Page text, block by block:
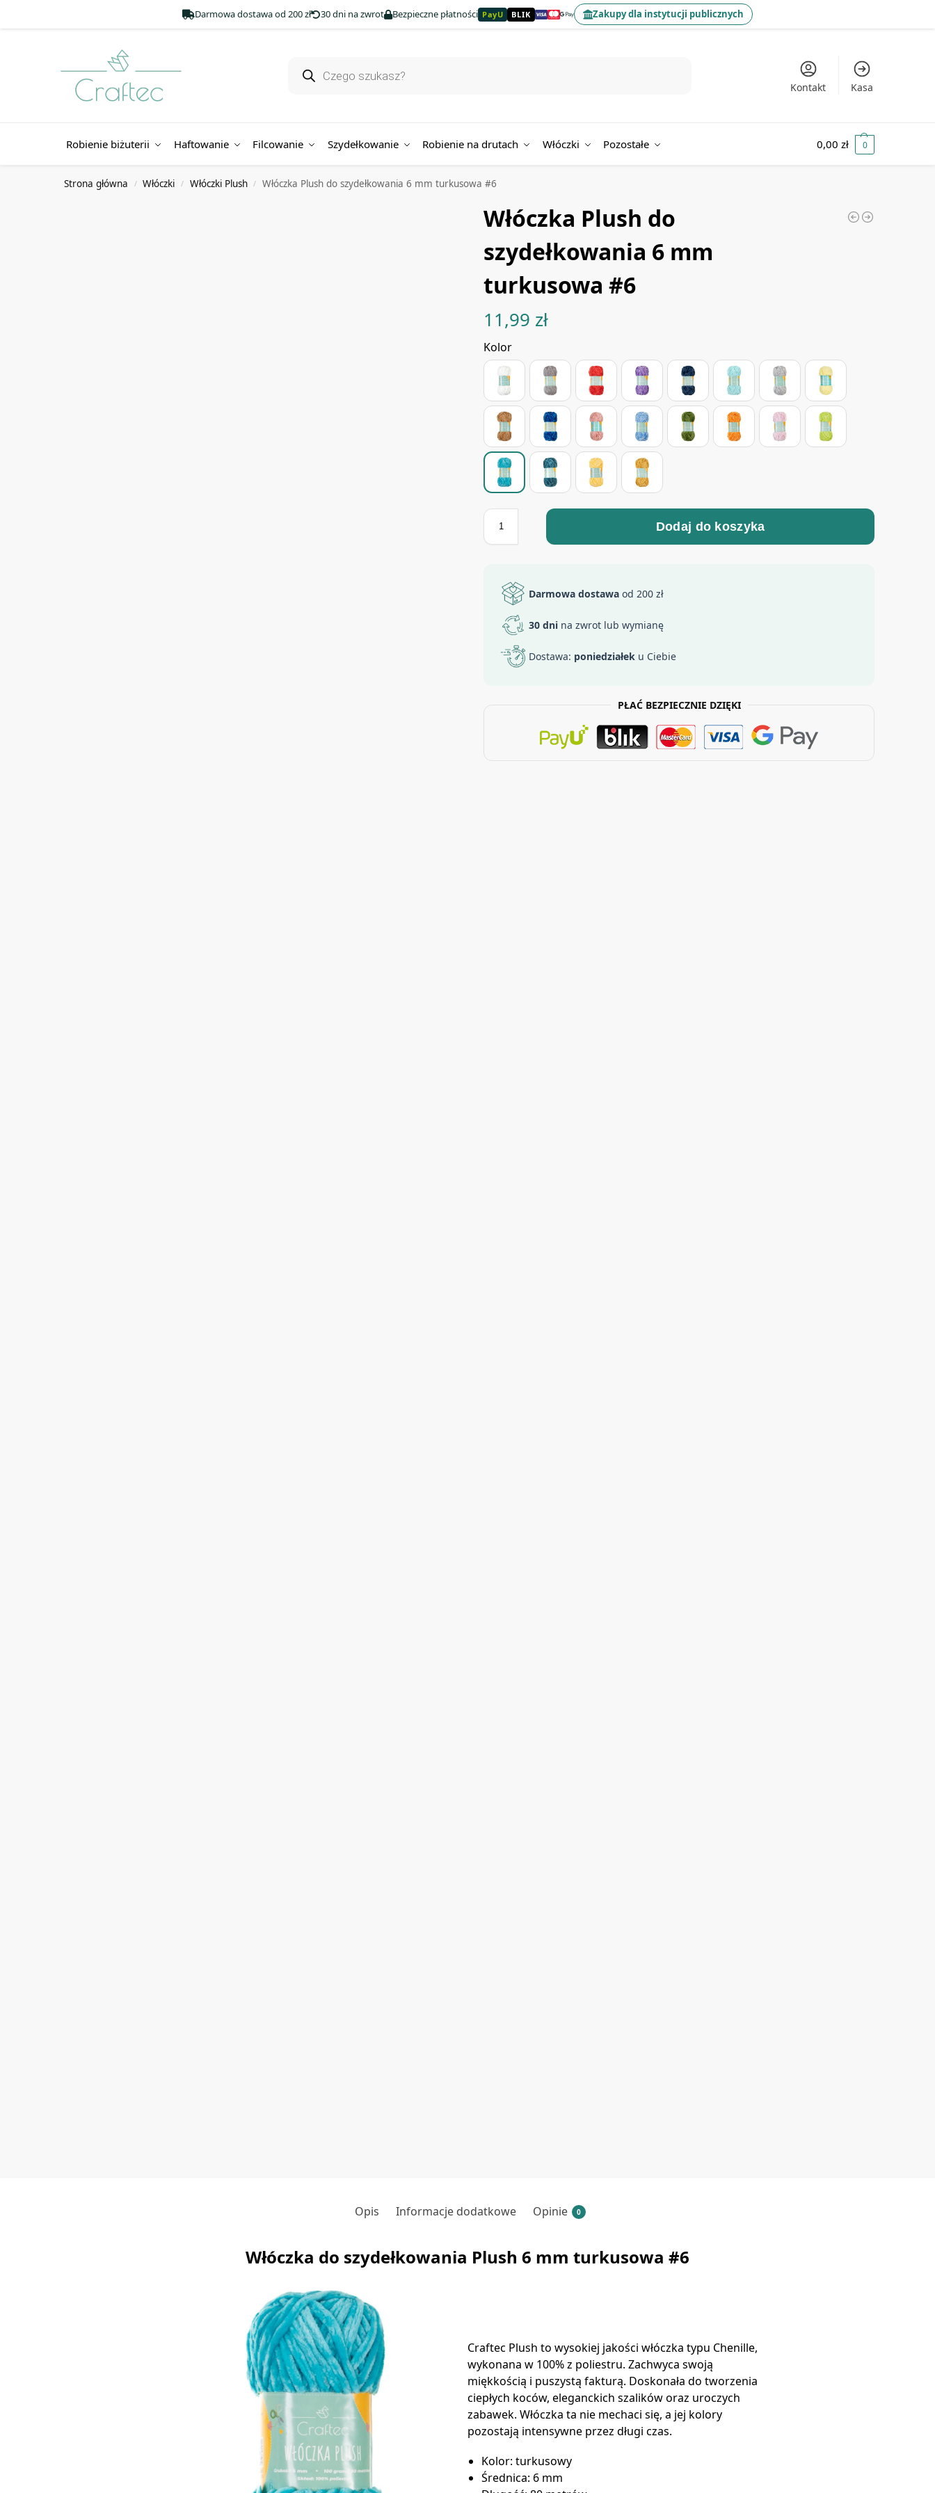
Darmowa dostawa od 200 zł 30 dni na zwrot Bezpieczne płatności PayU BLIK Zakupy dla instytucji publicznych
Kontakt Kasa
Robienie biżuterii Haftowanie Filcowanie Szydełkowanie Robienie na drutach Włóczki Pozostałe 0,00 zł 0
Strona główna / Włóczki / Włóczki Plush / Włóczka Plush do szydełkowania 6 mm turkusowa #6
Włóczka Plush do
szydełkowania 6 mm
turkusowa #6
11,99 zł
Kolor
Dodaj do koszyka
Darmowa dostawa od 200 zł
30 dni na zwrot lub wymianę
Dostawa: poniedziałek u Ciebie
PŁAĆ BEZPIECZNIE DZIĘKI
Opis Informacje dodatkowe Opinie 0
Włóczka do szydełkowania Plush 6 mm turkusowa #6
Craftec Plush to wysokiej jakości włóczka typu Chenille,
wykonana w 100% z poliestru. Zachwyca swoją
miękkością i puszystą fakturą. Doskonała do tworzenia
ciepłych koców, eleganckich szalików oraz uroczych
zabawek. Włóczka ta nie mechaci się, a jej kolory
pozostają intensywne przez długi czas.
Kolor: turkusowy
Średnica: 6 mm